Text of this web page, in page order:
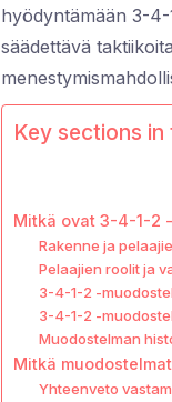
hyödyntämään 3-
säädettävä
Key sections
Mitkä ovat 3-4-1-2
Rakenne ja
Pelaajien roolit ja
3-4-1-2 -
3-4-1-2 -
Muodostelman
Mitkä
Yhteenveto